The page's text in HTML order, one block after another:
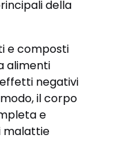
della
e composti
alimenti
negativi
il corpo
e
malattie